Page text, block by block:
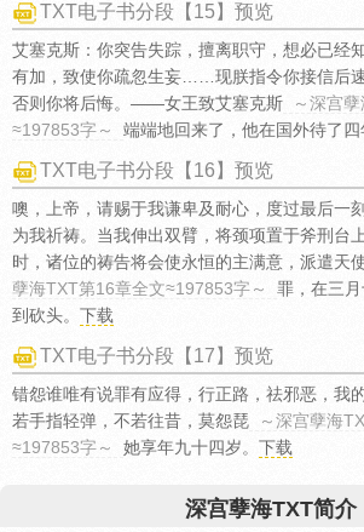
TXT电子书分段【15】预览
艾塞克斯：你突告失踪，擅离职守，想必已经
有加，致使你疏忽生妄……现朕指令你接信后速
否则你将后悔。——女王致艾塞克斯
～深宫
≈197853字～
端端地回来了，他在国外待了四
TXT电子书分段【16】预览
噢，上帝，请赐于我谦卑及耐心，度过最后一
为我祈祷。当我伸出双臂，将颈项置于斧刑台
时，诸位的祷告将会使永恒的主满意，派遣天
孽海TXT第16章全文≈197853字～
罪，在三
到砍头。 下载
TXT电子书分段【17】预览
错怨谁唯有说罪有应得，行正路，祛邪恶，我
若手指轻弹，不若往昔，莫怨琵
～深宫孽海
≈197853字～
她享年九十四岁。 下载
深宫孽海TXT简介